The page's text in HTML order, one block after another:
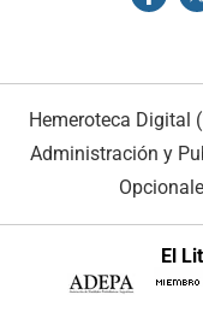
Hemeroteca Digital
Administración y
El